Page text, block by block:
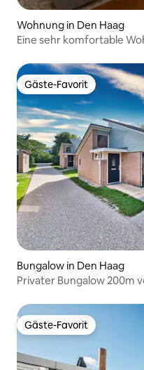
Wohnung in Den Haag
Eine sehr komfortable
Gäste-Favorit
Gäste-Favorit
Bungalow in Den Haag
Privater Bungalow 200m
Gäste-Favorit
Gäste-Favorit